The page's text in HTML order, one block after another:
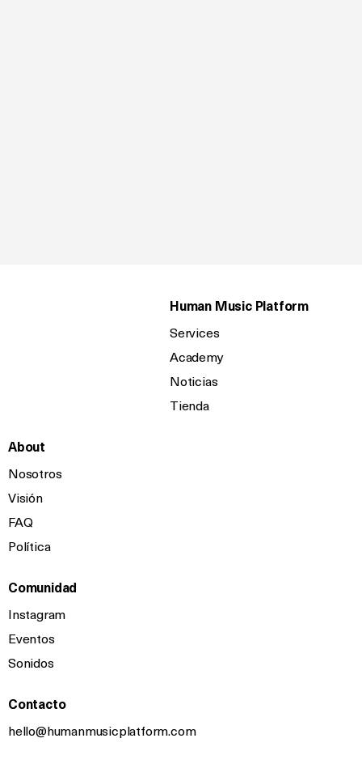
Human Music Platform
Services
Academy
Noticias
Tienda
About
Nosotros
Visión
FAQ
Política
Comunidad
Instagram
Eventos
Sonidos
Contacto
hello@humanmusicplatform.com